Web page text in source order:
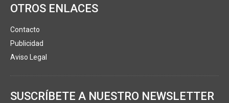
OTROS ENLACES
Contacto
Publicidad
Aviso Legal
SUSCRÍBETE A NUESTRO NEWSLETTER